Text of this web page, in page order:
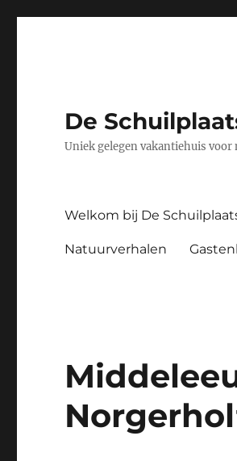
De
Uniek gelegen vakantiehuis
Welkom bij De
Natuurverhalen